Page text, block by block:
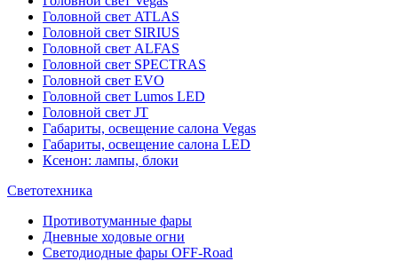
Головной свет ATLAS
Головной свет SIRIUS
Головной свет ALFAS
Головной свет SPECTRAS
Головной свет EVO
Головной свет Lumos LED
Головной свет JT
Габариты, освещение салона Vegas
Габариты, освещение салона LED
Ксенон: лампы, блоки
Светотехника
Противотуманные фары
Дневные ходовые огни
Светодиодные фары OFF-Road